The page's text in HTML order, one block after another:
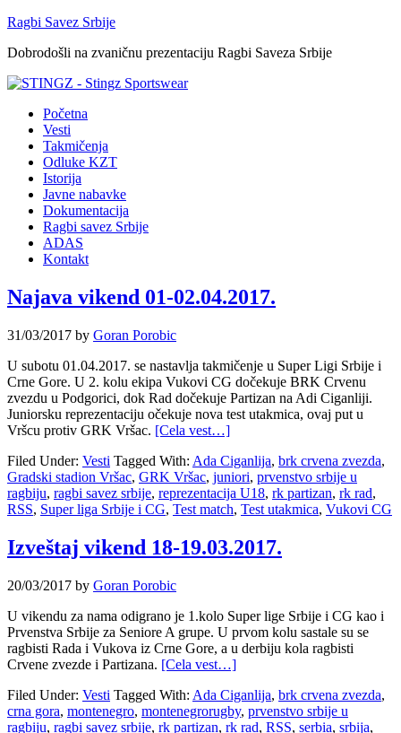
Ragbi Savez Srbije
Dobrodošli na zvaničnu prezentaciju Ragbi Saveza Srbije
Početna
Vesti
Takmičenja
Odluke KZT
Istorija
Javne nabavke
Dokumentacija
Ragbi savez Srbije
ADAS
Kontakt
Najava vikend 01-02.04.2017.
31/03/2017 by Goran Porobic
U subotu 01.04.2017. se nastavlja takmičenje u Super Ligi Srbije i
Crne Gore. U 2. kolu ekipa Vukovi CG dočekuje BRK Crvenu
zvezdu u Podgorici, dok Rad dočekuje Partizan na Adi Ciganliji.
Juniorsku reprezentaciju očekuje nova test utakmica, ovaj put u
Vršcu protiv GRK Vršac. [Cela vest…]
Filed Under: Vesti Tagged With: Ada Ciganlija, brk crvena zvezda,
Gradski stadion Vršac, GRK Vršac, juniori, prvenstvo srbije u
ragbiju, ragbi savez srbije, reprezentacija U18, rk partizan, rk rad,
RSS, Super liga Srbije i CG, Test match, Test utakmica, Vukovi CG
Izveštaj vikend 18-19.03.2017.
20/03/2017 by Goran Porobic
U vikendu za nama odigrano je 1.kolo Super lige Srbije i CG kao i
Prvenstva Srbije za Seniore A grupe. U prvom kolu sastale su se
ragbisti Rada i Vukova iz Crne Gore, a u derbiju kola ragbisti
Crvene zvezde i Partizana. [Cela vest…]
Filed Under: Vesti Tagged With: Ada Ciganlija, brk crvena zvezda,
crna gora, montenegro, montenegrorugby, prvenstvo srbije u
ragbiju, ragbi savez srbije, rk partizan, rk rad, RSS, serbia, srbija,